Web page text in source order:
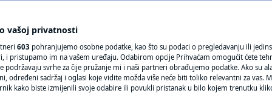
N1(DIS)INFO
FOTO
VIDEO
zaposliti 3.500
bez iskustva
vašoj privatnosti
603 pohranjujemo osobne podatke, kao što su podaci o pregledavanju ili
i pristupamo im na vašem uređaju. Odabirom opcije Prihvaćam omogućit ćete
podržavaju svrhe za čije pružanje mi i naši partneri obrađujemo podatke. Ako su
određeni sadržaj i oglasi koje vidite možda više neće biti toliko relevantni za vas.
kako biste izmijenili svoje odabire ili povukli pristanak u bilo kojem trenutku